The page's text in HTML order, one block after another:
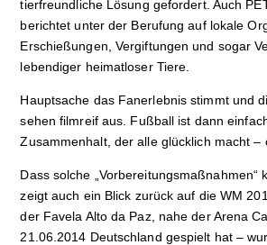
tierfreundliche Lösung gefordert. Auch
berichtet unter der Berufung auf lokale
Erschießungen, Vergiftungen und sogar
lebendiger heimatloser Tiere.
Hauptsache das Fanerlebnis stimmt und
sehen filmreif aus. Fußball ist dann
Zusammenhalt, der alle glücklich macht –
Dass solche „Vorbereitungsmaßnahmen“
zeigt auch ein Blick zurück auf die WM
der Favela Alto da Paz, nahe der Arena
21.06.2014 Deutschland gespielt hat –